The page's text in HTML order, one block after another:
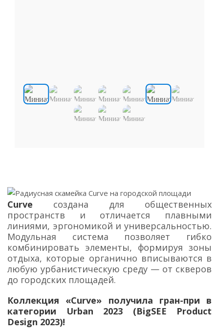
Curve создана для общественных
пространств и отличается плавными
линиями, эргономикой и универсальностью.
Модульная система позволяет гибко
комбинировать элементы, формируя зоны
отдыха, которые органично вписываются в
любую урбанистическую среду — от скверов
до городских площадей.
Коллекция «Curve» получила гран-при в
категории Urban 2023 (BigSEE Product
Design 2023)!